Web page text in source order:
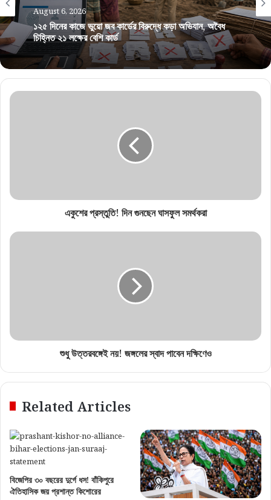
August 6, 2026
১২৫ দিনের কাজে ভুয়ো জব কার্ডের বিরুদ্ধে কড়া অভিযান, অবৈধ
চিহ্নিত ২১ লক্ষের বেশি কার্ড
একুশের প্রস্তুতি! দিন গুনছেন ঘাসফুল সমর্থকরা
শুধু উত্তরবঙ্গেই নয়! জঙ্গলের স্বাদ পাবেন দক্ষিণেও
Related Articles
বিজেপির ৩০ বছরের দুর্গে ধস! বাঁকিপুরে
ঐতিহাসিক জয় প্রশান্ত কিশোরের